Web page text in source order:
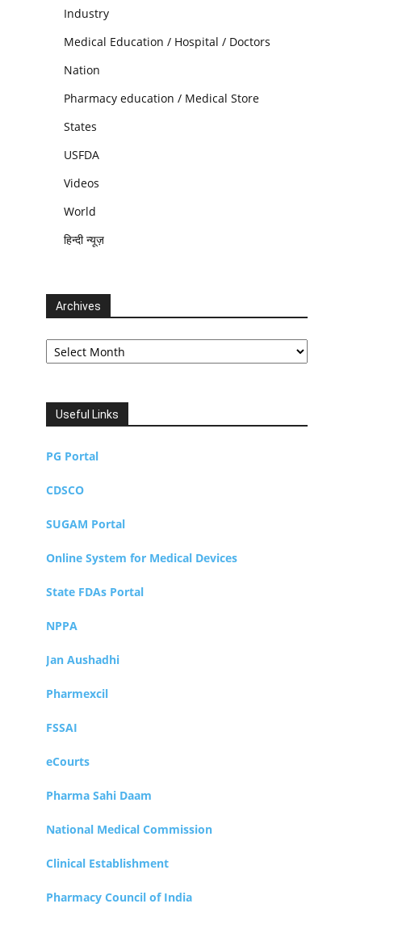
Industry
Medical Education / Hospital / Doctors
Nation
Pharmacy education / Medical Store
States
USFDA
Videos
World
हिन्दी न्यूज़
Archives
Archives
Useful Links
PG Portal
CDSCO
SUGAM Portal
Online System for Medical Devices
State FDAs Portal
NPPA
Jan Aushadhi
Pharmexcil
FSSAI
eCourts
Pharma Sahi Daam
National Medical Commission
Clinical Establishment
Pharmacy Council of India